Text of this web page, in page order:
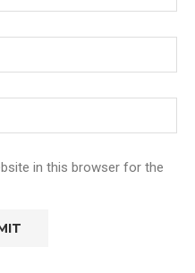
in this browser for the